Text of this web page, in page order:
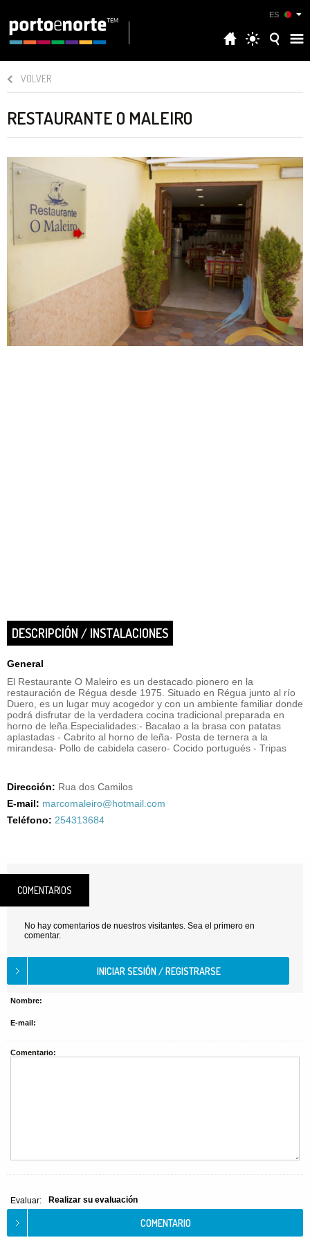
ES
VOLVER
RESTAURANTE O MALEIRO
DESCRIPCIÓN / INSTALACIONES
General
El Restaurante O Maleiro es un destacado pionero en la
restauración de Régua desde 1975. Situado en Régua junto al río
Duero, es un lugar muy acogedor y con un ambiente familiar donde
podrá disfrutar de la verdadera cocina tradicional preparada en
horno de leña.Especialidades:- Bacalao a la brasa con patatas
aplastadas - Cabrito al horno de leña- Posta de ternera a la
mirandesa- Pollo de cabidela casero- Cocido portugués - Tripas
Dirección: Rua dos Camilos
E-mail: marcomaleiro@hotmail.com
Teléfono: 254313684
COMENTARIOS
No hay comentarios de nuestros visitantes. Sea el primero en
comentar.
Nombre:
E-mail:
Comentario:
Evaluar: Realizar su evaluación